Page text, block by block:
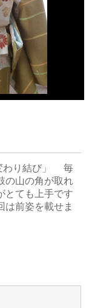
わり結び」 毎
山の角が取れ
ても上手です
前姿を載せま